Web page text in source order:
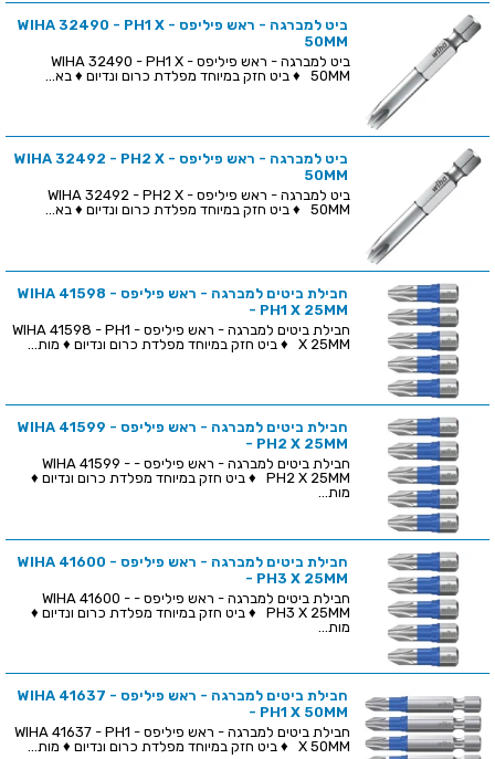
ביט למברגה - ראש פיליפס - WIHA 32490 - PH1 X
50MM
ביט למברגה - ראש פיליפס - WIHA 32490 - PH1 X
50MM ♦ ביט חזק במיוחד מפלדת כרום ונדיום ♦ בא...
ביט למברגה - ראש פיליפס - WIHA 32492 - PH2 X
50MM
ביט למברגה - ראש פיליפס - WIHA 32492 - PH2 X
50MM ♦ ביט חזק במיוחד מפלדת כרום ונדיום ♦ בא...
חבילת ביטים למברגה - ראש פיליפס - WIHA 41598
- PH1 X 25MM
חבילת ביטים למברגה - ראש פיליפס - WIHA 41598 - PH1
X 25MM ♦ ביט חזק במיוחד מפלדת כרום ונדיום ♦ מות...
חבילת ביטים למברגה - ראש פיליפס - WIHA 41599
- PH2 X 25MM
חבילת ביטים למברגה - ראש פיליפס - WIHA 41599 -
PH2 X 25MM ♦ ביט חזק במיוחד מפלדת כרום ונדיום ♦
מות...
חבילת ביטים למברגה - ראש פיליפס - WIHA 41600
- PH3 X 25MM
חבילת ביטים למברגה - ראש פיליפס - WIHA 41600 -
PH3 X 25MM ♦ ביט חזק במיוחד מפלדת כרום ונדיום ♦
מות...
חבילת ביטים למברגה - ראש פיליפס - WIHA 41637
- PH1 X 50MM
חבילת ביטים למברגה - ראש פיליפס - WIHA 41637 - PH1
X 50MM ♦ ביט חזק במיוחד מפלדת כרום ונדיום ♦ מות...